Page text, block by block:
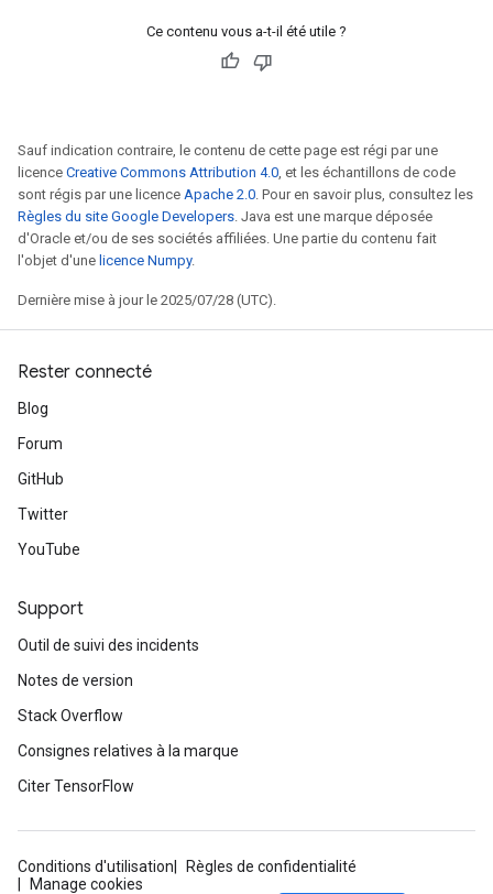
Ce contenu vous a-t-il été utile ?
Sauf indication contraire, le contenu de cette page est régi par une
licence Creative Commons Attribution 4.0, et les échantillons de code
sont régis par une licence Apache 2.0. Pour en savoir plus, consultez les
Règles du site Google Developers. Java est une marque déposée
d'Oracle et/ou de ses sociétés affiliées. Une partie du contenu fait
l'objet d'une licence Numpy.
Dernière mise à jour le 2025/07/28 (UTC).
Rester connecté
Blog
Forum
GitHub
Twitter
YouTube
Support
Outil de suivi des incidents
Notes de version
Stack Overflow
Consignes relatives à la marque
Citer TensorFlow
Conditions d'utilisation
Règles de confidentialité
Manage cookies